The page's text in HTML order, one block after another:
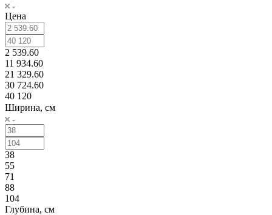
Цена
2 539.60
11 934.60
21 329.60
30 724.60
40 120
Ширина, см
38
55
71
88
104
Глубина, см